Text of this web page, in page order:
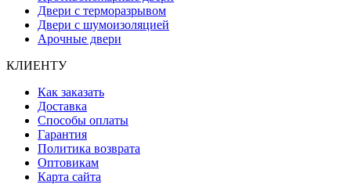
Двери с терморазрывом
Двери с шумоизоляцией
Арочные двери
КЛИЕНТУ
Как заказать
Доставка
Способы оплаты
Гарантия
Политика возврата
Оптовикам
Карта сайта